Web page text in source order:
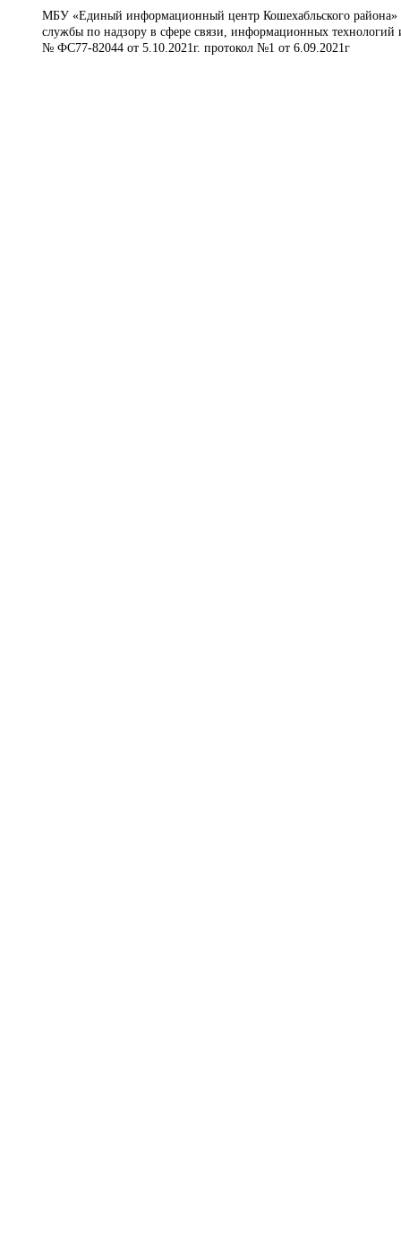
МБУ «Единый информационный центр Кошехабльского района»
службы по надзору в сфере связи, информационных
№ ФС77-82044 от 5.10.2021г. протокол №1 от 6.09.2021г